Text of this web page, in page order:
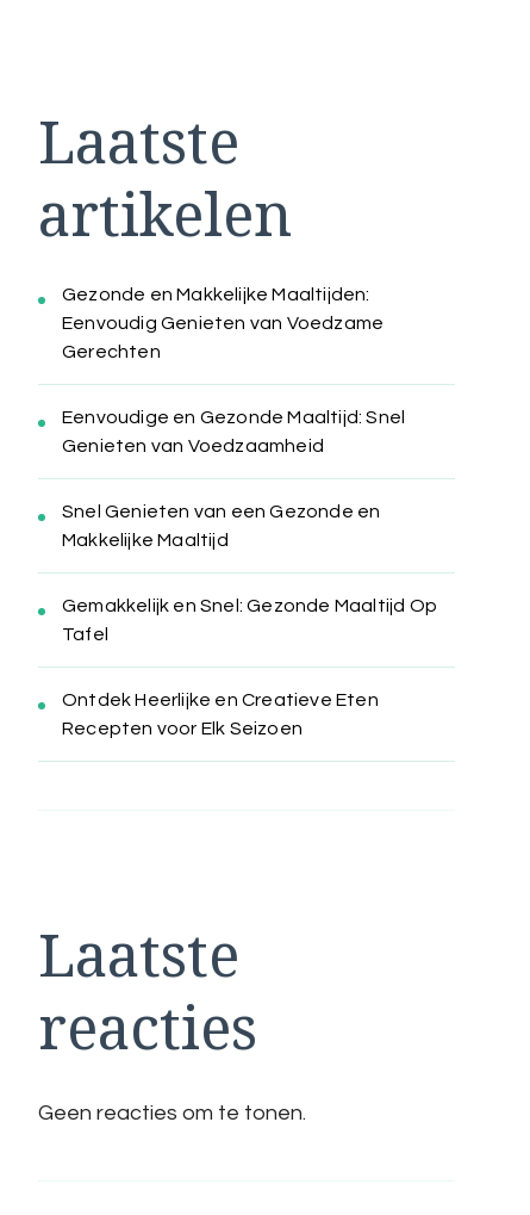
Laatste
artikelen
Gezonde en Makkelijke Maaltijden:
Eenvoudig Genieten van Voedzame
Gerechten
Eenvoudige en Gezonde Maaltijd: Snel
Genieten van Voedzaamheid
Snel Genieten van een Gezonde en
Makkelijke Maaltijd
Gemakkelijk en Snel: Gezonde Maaltijd Op
Tafel
Ontdek Heerlijke en Creatieve Eten
Recepten voor Elk Seizoen
Laatste
reacties
Geen reacties om te tonen.